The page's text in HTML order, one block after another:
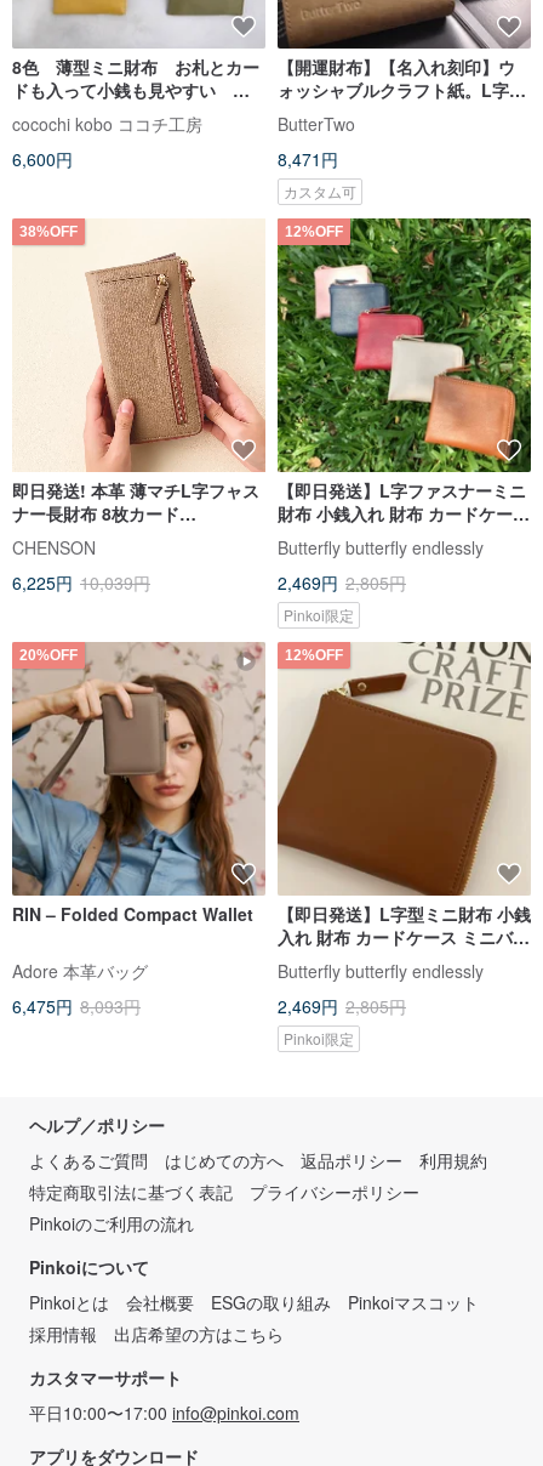
8色 薄型ミニ財布 お札とカー
ドも入って小銭も見やすい 超
軽量で水や傷に強い丈夫な上質
人工皮革製
cocochi kobo ココチ工房
6,600円
【開運財布】【名入れ刻印】ウ
ォッシャブルクラフト紙。L字型
ミニ財布/ウォレット
ButterTwo
8,471円
カスタム可
38%OFF
即日発送! 本革 薄マチL字フャス
ナー長財布 8枚カード
CHENSON W22437
CHENSON
6,225円 10,039円
12%OFF
【即日発送】L字ファスナーミニ
財布 小銭入れ 財布 カードケース
ミニバッグ 大容量 誕生日 卒業祝
い
Butterfly butterfly endlessly
2,469円 2,805円
Pinkoi限定
20%OFF
RIN – Folded Compact Wallet
Adore 本革バッグ
6,475円 8,093円
12%OFF
【即日発送】L字型ミニ財布 小銭
入れ 財布 カードケース ミニバッ
グ 大容量 誕生日 卒業祝い
Butterfly butterfly endlessly
2,469円 2,805円
Pinkoi限定
ヘルプ／ポリシー
よくあるご質問
はじめての方へ 返品ポリシー
利用規約
特定商取引法に基づく表記
プライバシーポリシー
Pinkoiのご利用の流れ
Pinkoiについて
Pinkoiとは
会社概要 ESGの取り組み
Pinkoiマスコット
採用情報
出店希望の方はこちら
カスタマーサポート
平日10:00〜17:00 info@pinkoi.com
アプリをダウンロード